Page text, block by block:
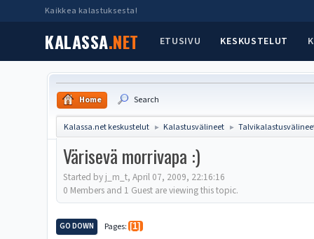
Kaikkea kalastuksesta!
KALASSA.NET ETUSIVU KESKUSTELUT
Home Search
Kalassa.net keskustelut ► Kalastusvälineet ►
Värisevä morrivapa :)
Started by j_m_t, April 07, 2009, 22:16:16
0 Members and 1 Guest are viewing this topic.
GO DOWN Pages 1